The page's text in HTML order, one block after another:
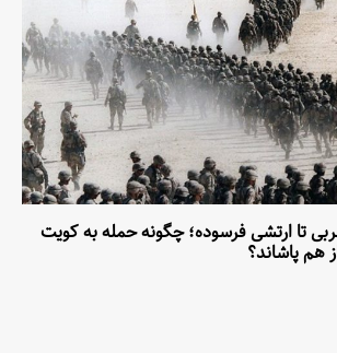
تا ارتشی فرسوده؛ چگونه حمله به کویت
هم پاشاند؟